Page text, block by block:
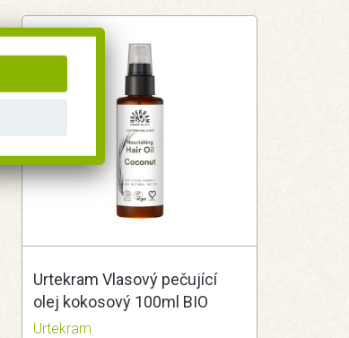
Urtekram Vlasový pečující
olej kokosový 100ml BIO
Urtekram